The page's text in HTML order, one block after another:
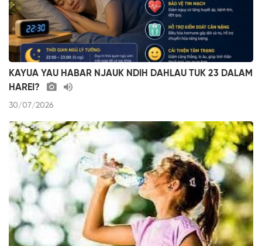
KAYUA YAU HABAR NJAUK NDIH DAHLAU TUK 23 DALAM
HAREI?
30/07/2026